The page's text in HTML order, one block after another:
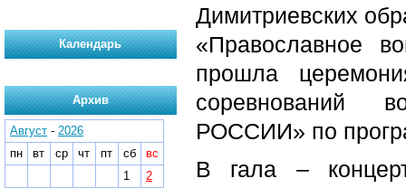
Димитриевских
«Православное
прошла
соревнований
РОССИИ» по
В гала –
Календарь
Архив
Август - 2026
пн
вт ср чт пт сб
вс
1
2